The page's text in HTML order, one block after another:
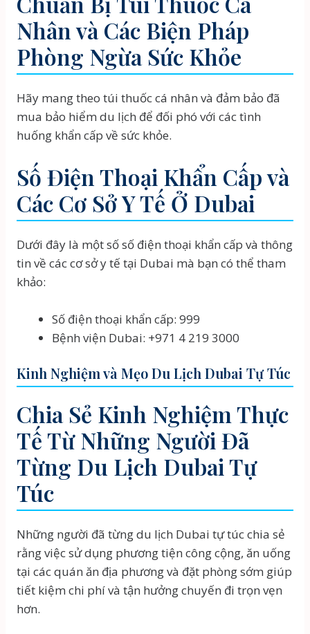
Nhân và Các Biện Pháp
Phòng Ngừa Sức Khỏe
Hãy mang theo túi thuốc cá nhân và đảm bảo đã
mua bảo hiểm du lịch để đối phó với các tình
huống khẩn cấp về sức khỏe.
Số Điện Thoại Khẩn Cấp và
Các Cơ Sở Y Tế Ở Dubai
Dưới đây là một số số điện thoại khẩn cấp và thông
tin về các cơ sở y tế tại Dubai mà bạn có thể tham
khảo:
Số điện thoại khẩn cấp: 999
Bệnh viện Dubai: +971 4 219 3000
Kinh Nghiệm và Mẹo Du Lịch Dubai Tự Túc
Chia Sẻ Kinh Nghiệm Thực
Tế Từ Những Người Đã
Từng Du Lịch Dubai Tự
Túc
Những người đã từng du lịch Dubai tự túc chia sẻ
rằng việc sử dụng phương tiện công cộng, ăn uống
tại các quán ăn địa phương và đặt phòng sớm giúp
tiết kiệm chi phí và tận hưởng chuyến đi trọn vẹn
hơn.